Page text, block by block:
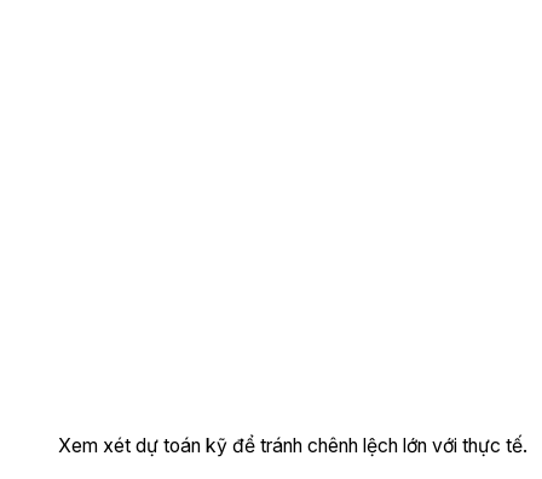
Xem xét dự toán kỹ để tránh chênh lệch lớn với thực tế.